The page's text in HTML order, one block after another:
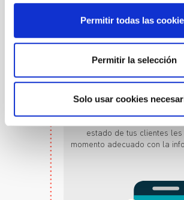
Permitir todas las
Permitir la selección
Solo usar cookies
estado de tus clientes
momento adecuado con la